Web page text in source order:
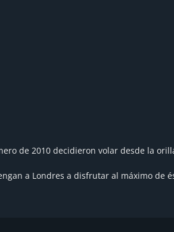
de 2010 decidieron volar desde
a Londres a disfrutar al máximo de